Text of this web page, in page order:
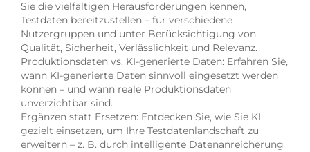
Sie die vielfältigen Herausforderungen kennen,
Testdaten bereitzustellen – für verschiedene
Nutzergruppen und unter Berücksichtigung von
Qualität, Sicherheit, Verlässlichkeit und Relevanz.
Produktionsdaten vs. KI-generierte Daten: Erfahren Sie,
wann KI-generierte Daten sinnvoll eingesetzt werden
können – und wann reale Produktionsdaten
unverzichtbar sind.
Ergänzen statt Ersetzen: Entdecken Sie, wie Sie KI
gezielt einsetzen, um Ihre Testdatenlandschaft zu
erweitern – z. B. durch intelligente Datenanreicherung